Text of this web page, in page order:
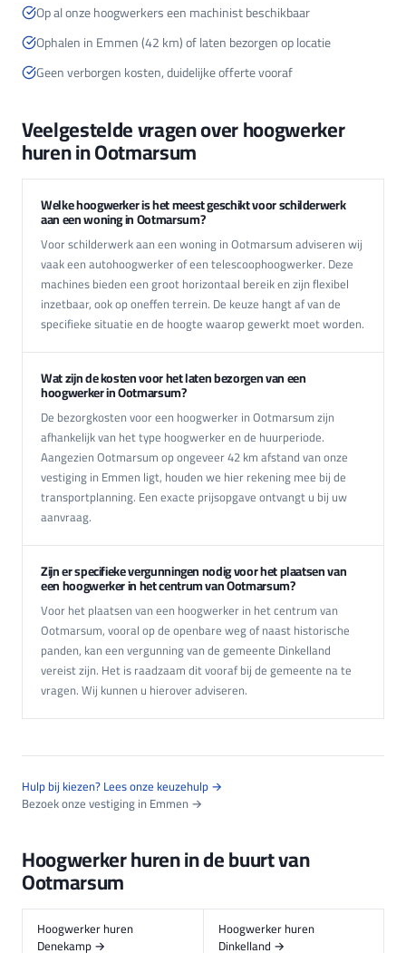
Op al onze hoogwerkers een machinist beschikbaar
Ophalen in Emmen (42 km) of laten bezorgen op locatie
Geen verborgen kosten, duidelijke offerte vooraf
Veelgestelde vragen over hoogwerker
huren in Ootmarsum
Welke hoogwerker is het meest geschikt voor schilderwerk
aan een woning in Ootmarsum?
Voor schilderwerk aan een woning in Ootmarsum adviseren wij
vaak een autohoogwerker of een telescoophoogwerker. Deze
machines bieden een groot horizontaal bereik en zijn flexibel
inzetbaar, ook op oneffen terrein. De keuze hangt af van de
specifieke situatie en de hoogte waarop gewerkt moet worden.
Wat zijn de kosten voor het laten bezorgen van een
hoogwerker in Ootmarsum?
De bezorgkosten voor een hoogwerker in Ootmarsum zijn
afhankelijk van het type hoogwerker en de huurperiode.
Aangezien Ootmarsum op ongeveer 42 km afstand van onze
vestiging in Emmen ligt, houden we hier rekening mee bij de
transportplanning. Een exacte prijsopgave ontvangt u bij uw
aanvraag.
Zijn er specifieke vergunningen nodig voor het plaatsen van
een hoogwerker in het centrum van Ootmarsum?
Voor het plaatsen van een hoogwerker in het centrum van
Ootmarsum, vooral op de openbare weg of naast historische
panden, kan een vergunning van de gemeente Dinkelland
vereist zijn. Het is raadzaam dit vooraf bij de gemeente na te
vragen. Wij kunnen u hierover adviseren.
Hulp bij kiezen? Lees onze keuzehulp →
Bezoek onze vestiging in Emmen →
Hoogwerker huren in de buurt van
Ootmarsum
Hoogwerker huren
Denekamp →
Hoogwerker huren
Dinkelland →